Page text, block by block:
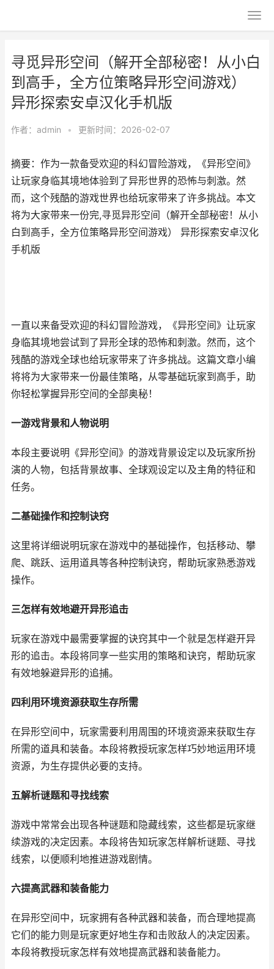
寻觅异形空间（解开全部秘密！从小白
到高手，全方位策略异形空间游戏）
异形探索安卓汉化手机版
作者： admin • 更新时间：2026-02-07
摘要：作为一款备受欢迎的科幻冒险游戏，《异形空间》
让玩家身临其境地体验到了异形世界的恐怖与刺激。然
而，这个残酷的游戏世界也给玩家带来了许多挑战。本文
将为大家带来一份完,寻觅异形空间（解开全部秘密！从小
白到高手，全方位策略异形空间游戏） 异形探索安卓汉化
手机版
一直以来备受欢迎的科幻冒险游戏，《异形空间》让玩家
身临其境地尝试到了异形全球的恐怖和刺激。然而，这个
残酷的游戏全球也给玩家带来了许多挑战。这篇文章小编
将将为大家带来一份最佳策略，从零基础玩家到高手，助
你轻松掌握异形空间的全部奥秘！
一游戏背景和人物说明
本段主要说明《异形空间》的游戏背景设定以及玩家所扮
演的人物，包括背景故事、全球观设定以及主角的特征和
任务。
二基础操作和控制诀窍
这里将详细说明玩家在游戏中的基础操作，包括移动、攀
爬、跳跃、运用道具等各种控制诀窍，帮助玩家熟悉游戏
操作。
三怎样有效地避开异形追击
玩家在游戏中最需要掌握的诀窍其中一个就是怎样避开异
形的追击。本段将同享一些实用的策略和诀窍，帮助玩家
有效地躲避异形的追捕。
四利用环境资源获取生存所需
在异形空间中，玩家需要利用周围的环境资源来获取生存
所需的道具和装备。本段将教授玩家怎样巧妙地运用环境
资源，为生存提供必要的支持。
五解析谜题和寻找线索
游戏中常常会出现各种谜题和隐藏线索，这些都是玩家继
续游戏的决定因素。本段将告知玩家怎样解析谜题、寻找
线索，以便顺利地推进游戏剧情。
六提高武器和装备能力
在异形空间中，玩家拥有各种武器和装备，而合理地提高
它们的能力则是玩家更好地生存和击败敌人的决定因素。
本段将教授玩家怎样有效地提高武器和装备能力。